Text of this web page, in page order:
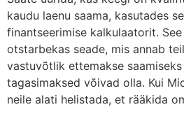
kaudu laenu saama, kasutades
finantseerimise kalkulaatorit.
otstarbekas seade, mis annab
vastuvõtlik ettemakse
tagasimaksed võivad olla. Kui
neile alati helistada, et rääkida